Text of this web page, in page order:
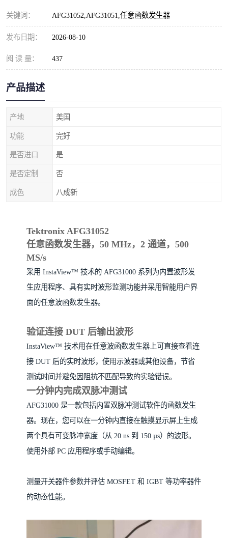
关键词： AFG31052,AFG31051,任意函数发生器
发布日期： 2026-08-10
阅 读 量： 437
产品描述
产地 美国
功能 完好
是否进口 是
是否定制 否
成色 八成新
Tektronix AFG31052
任意函数发生器，50 MHz，2 通道，500
MS/s
采用 InstaView™ 技术的 AFG31000 系列为内置波形发
生应用程序、具有实时波形监测功能并采用智能用户界
面的任意波函数发生器。
验证连接 DUT 后输出波形
InstaView™ 技术用在任意波函数发生器上可直接查看连
接 DUT 后的实时波形，使用示波器或其他设备，节省
测试时间并避免因阻抗不匹配导致的实验错误。
一分钟内完成双脉冲测试
AFG31000 是一款包括内置双脉冲测试软件的函数发生
器。现在，您可以在一分钟内直接在触摸显示屏上生成
两个具有可变脉冲宽度（从 20 ns 到 150 µs）的波形。
使用外部 PC 应用程序或手动编辑。
测量开关器件参数并评估 MOSFET 和 IGBT 等功率器件
的动态性能。